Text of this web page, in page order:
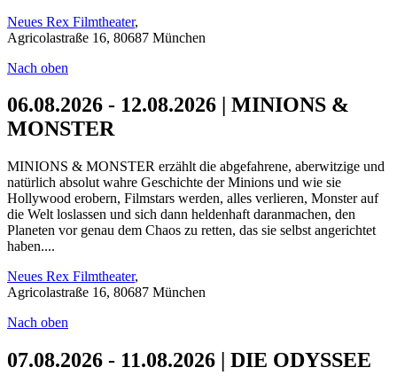
Neues Rex Filmtheater,
Agricolastraße 16, 80687 München
Nach oben
06.08.2026 - 12.08.2026 | MINIONS &
MONSTER
MINIONS & MONSTER erzählt die abgefahrene, aberwitzige und
natürlich absolut wahre Geschichte der Minions und wie sie
Hollywood erobern, Filmstars werden, alles verlieren, Monster auf
die Welt loslassen und sich dann heldenhaft daranmachen, den
Planeten vor genau dem Chaos zu retten, das sie selbst angerichtet
haben....
Neues Rex Filmtheater,
Agricolastraße 16, 80687 München
Nach oben
07.08.2026 - 11.08.2026 | DIE ODYSSEE